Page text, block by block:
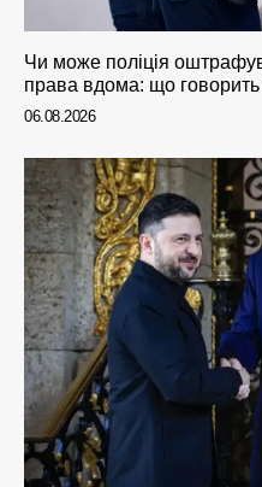
Чи може поліція
права вдома: що говорить
06.08.2026